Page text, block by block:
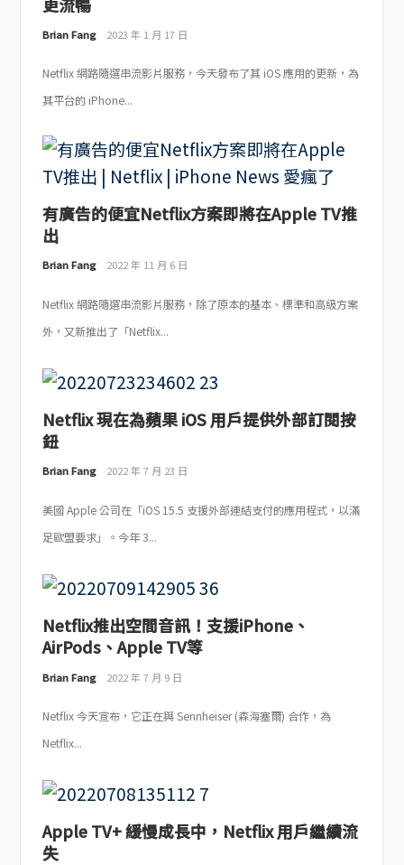
Brian Fang 2023 年 1 月 17 日
Netflix 網路隨選串流影片服務，今天發布了其 iOS 應用的更新，為
其平台的 iPhone...
有廣告的便宜Netflix方案即將在Apple TV推
出
Brian Fang 2022 年 11 月 6 日
Netflix 網路隨選串流影片服務，除了原本的基本、標準和高級方案
外，又新推出了「Netflix...
Netflix 現在為蘋果 iOS 用戶提供外部訂閱按
鈕
Brian Fang 2022 年 7 月 23 日
美國 Apple 公司在「iOS 15.5 支援外部連結支付的應用程式，以滿
足歐盟要求」。今年 3...
Netflix推出空間音訊！支援iPhone、
AirPods、Apple TV等
Brian Fang 2022 年 7 月 9 日
Netflix 今天宣布，它正在與 Sennheiser (森海塞爾) 合作，為
Netflix...
Apple TV+ 緩慢成長中，Netflix 用戶繼續流
失